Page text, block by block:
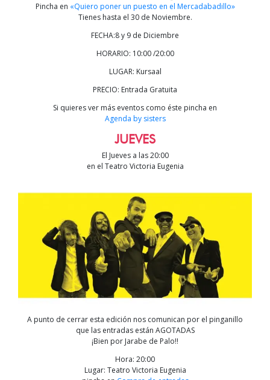
Pincha en «Quiero poner un puesto en el Mercadabadillo»
Tienes hasta el 30 de Noviembre.
FECHA:8 y 9 de Diciembre
HORARIO: 10:00 /20:00
LUGAR: Kursaal
PRECIO: Entrada Gratuita
Si quieres ver más eventos como éste pincha en
Agenda by sisters
JUEVES
El Jueves a las 20:00
en el Teatro Victoria Eugenia
A punto de cerrar esta edición nos comunican por el pinganillo
que las entradas están AGOTADAS
¡Bien por Jarabe de Palo!!
Hora: 20:00
Lugar: Teatro Victoria Eugenia